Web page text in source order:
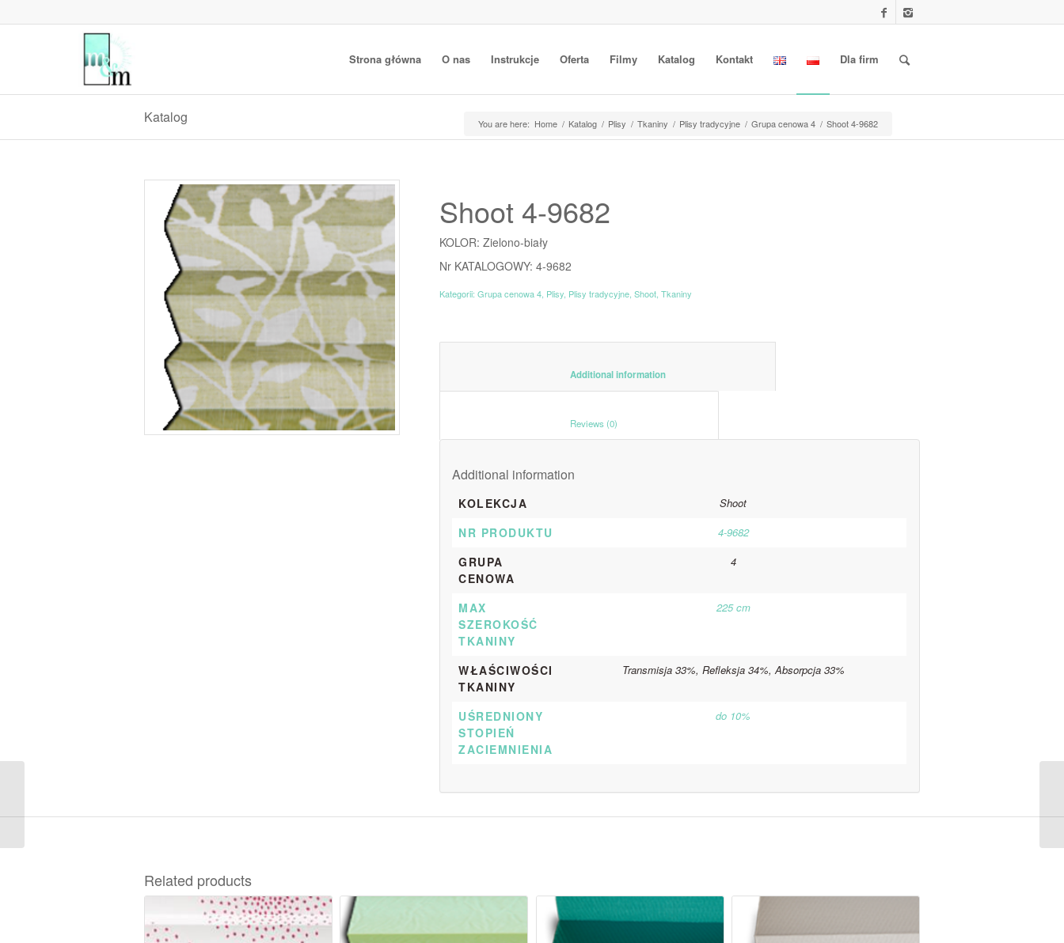
Strona główna O nas Instrukcje Oferta Filmy Katalog Kontakt Dla firm
Katalog You are here: Home / Katalog / Plisy / Tkaniny / Plisy tradycyjne / Grupa cenowa 4 / Shoot 4-9682
Shoot 4-9682
KOLOR: Zielono-biały
Nr KATALOGOWY: 4-9682
Kategorii:Grupa cenowa 4 Plisy Plisy tradycyjne ,Shoot ,Tkaniny
Additional information
KOLEKCJA Shoot
NR PRODUKTU 4-9682
GRUPA
CENOWA
4
MAX
SZEROKOŚĆ
TKANINY
225 cm
WŁAŚCIWOŚCI
TKANINY
Transmisja 33%, Refleksja 34%, Absorpcja 33%
UŚREDNIONY
STOPIEŃ
ZACIEMNIENIA
do 10%
Related products